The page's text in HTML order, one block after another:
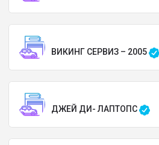
ВИКИНГ СЕРВИЗ – 2005
ДЖЕЙ ДИ- ЛАПТОПС